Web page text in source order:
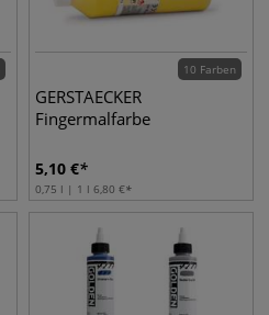
10 Farben
GERSTAECKER
Fingermalfarbe
5,10 €
0,75 l | 1 l 6,80 €